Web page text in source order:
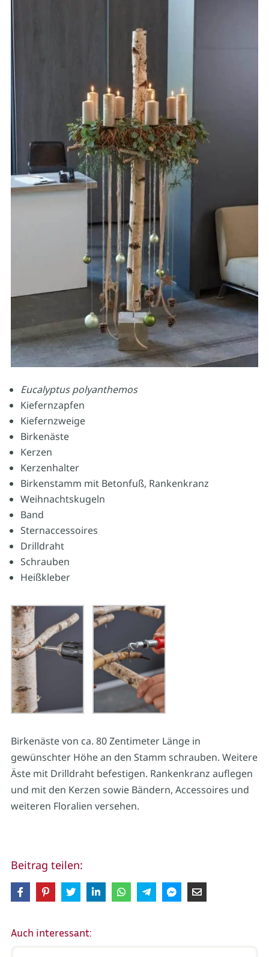
Eucalyptus polyanthemos
Kiefernzapfen
Kiefernzweige
Birkenäste
Kerzen
Kerzenhalter
Birkenstamm mit Betonfuß, Rankenkranz
Weihnachtskugeln
Band
Sternaccessoires
Drilldraht
Schrauben
Heißkleber
Birkenäste von ca. 80 Zentimeter Länge in
gewünschter Höhe an den Stamm schrauben. Weitere
Äste mit Drilldraht befestigen. Rankenkranz auflegen
und mit den Kerzen sowie Bändern, Accessoires und
weiteren Floralien versehen.
Beitrag teilen:
Auch interessant: